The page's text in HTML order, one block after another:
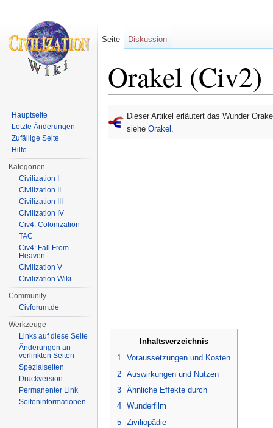
Orakel (Civ2)
Dieser Artikel erläutert das Wunder
siehe Orakel .
Inhaltsverzeichnis
1 Voraussetzungen und Kosten
2 Auswirkungen und Nutzen
3 Ähnliche Effekte durch
4 Wunderfilm
5 Ziviliopädie
Seite Diskussion
Hauptseite
Letzte Änderungen
Zufällige Seite
Hilfe
Kategorien
Civilization I
Civilization II
Civilization III
Civilization IV
Civ4: Colonization
TAC
Civ4: Fall From
Heaven
Civilization V
Civilization Wiki
Community
Civforum.de
Werkzeuge
Links auf diese Seite
Änderungen an
verlinkten Seiten
Spezialseiten
Druckversion
Permanenter Link
Seiten­informationen